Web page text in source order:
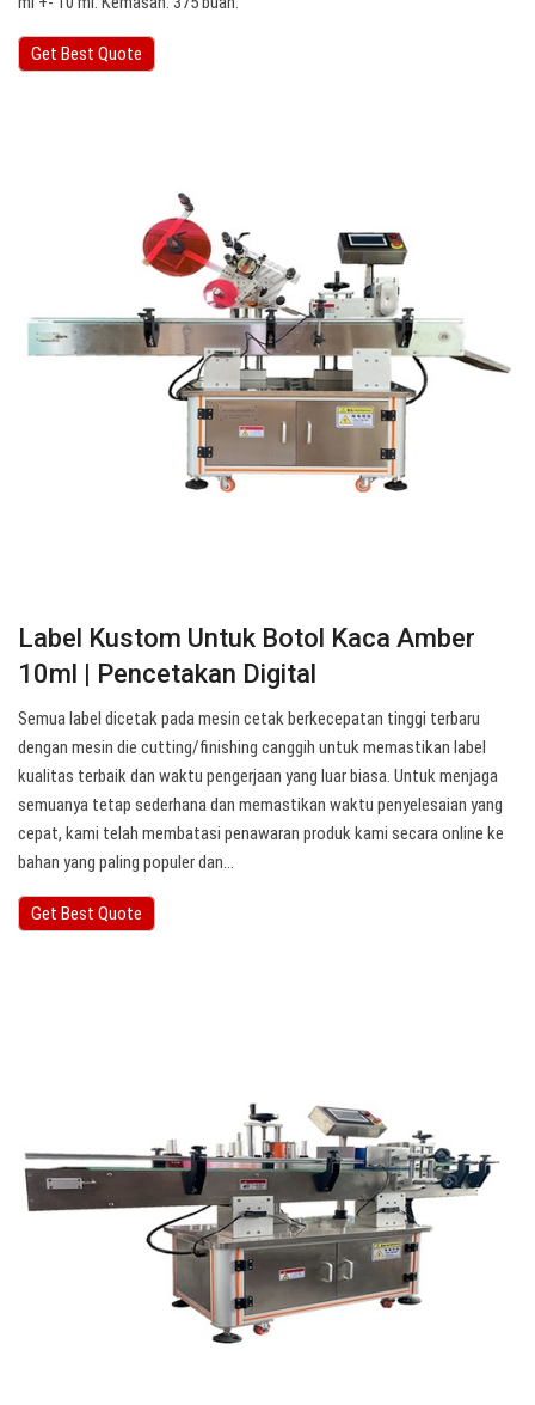
Get Best Quote
Label Kustom Untuk Botol Kaca Amber
10ml | Pencetakan Digital
Semua label dicetak pada mesin cetak berkecepatan tinggi terbaru
dengan mesin die cutting/finishing canggih untuk memastikan label
kualitas terbaik dan waktu pengerjaan yang luar biasa. Untuk menjaga
semuanya tetap sederhana dan memastikan waktu penyelesaian yang
cepat, kami telah membatasi penawaran produk kami secara online ke
bahan yang paling populer dan…
Get Best Quote